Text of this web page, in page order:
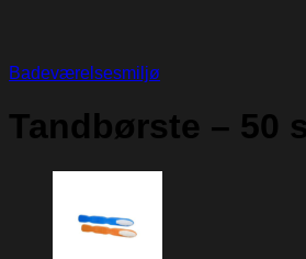
Badeværelsesmiljø
Tandbørste – 50